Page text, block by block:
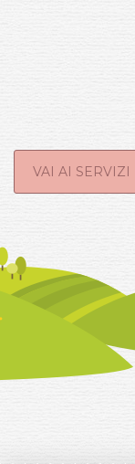
VAI AI SERVIZI